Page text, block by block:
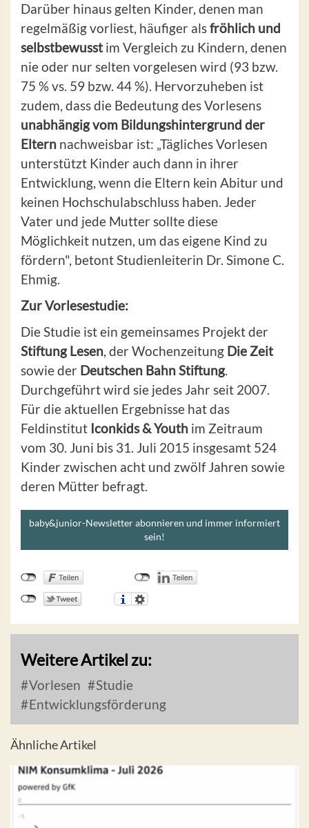
Darüber hinaus gelten Kinder, denen man
regelmäßig vorliest, häufiger alsfröhlich und
selbstbewusstim Vergleich zu Kindern, denen
nie oder nur selten vorgelesen wird (93 bzw.
75 % vs. 59 bzw. 44 %). Hervorzuheben ist
zudem, dass die Bedeutung des Vorlesens
unabhängig vom Bildungshintergrund der
Eltern nachweisbar ist: „Tägliches Vorlesen
unterstützt Kinder auch dann in ihrer
Entwicklung, wenn die Eltern kein Abitur und
keinen Hochschulabschluss haben. Jeder
Vater und jede Mutter sollte diese
Möglichkeit nutzen, um das eigene Kind zu
fördern", betont Studienleiterin Dr. Simone C.
Ehmig.
Zur Vorlesestudie:
Die Studie ist ein gemeinsames Projekt der
Stiftung Lesen, der Wochenzeitung Die Zeit
sowie der Deutschen Bahn Stiftung.
Durchgeführt wird sie jedes Jahr seit 2007.
Für die aktuellen Ergebnisse hat das
Feldinstitut Iconkids & Youth im Zeitraum
vom 30. Juni bis 31. Juli 2015 insgesamt 524
Kinder zwischen acht und zwölf Jahren sowie
deren Mütter befragt.
baby&junior-Newsletter abonnieren und immer informiert
sein!
Weitere Artikel zu:
Vorlesen
Studie
Entwicklungsförderung
Ähnliche Artikel